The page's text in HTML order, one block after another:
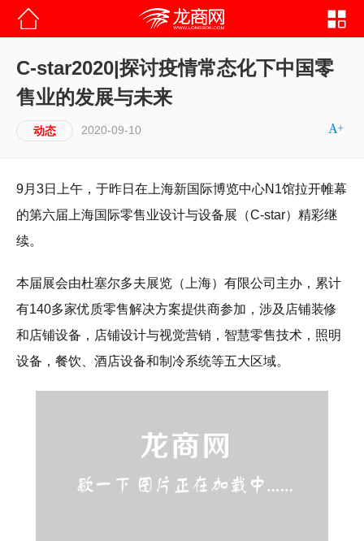
C-star2020|探讨疫情常态化下中国零
售业的发展与未来
动态 2020-09-10
9月3日上午，于昨日在上海新国际博览中心N1馆拉开帷幕
的第六届上海国际零售业设计与设备展（C-star）精彩继
续。
本届展会由杜塞尔多夫展览（上海）有限公司主办，累计
有140多家优质零售解决方案提供商参加，涉及店铺装修
和店铺设备，店铺设计与视觉营销，智慧零售技术，照明
设备，餐饮、酒店设备和制冷系统等五大区域。